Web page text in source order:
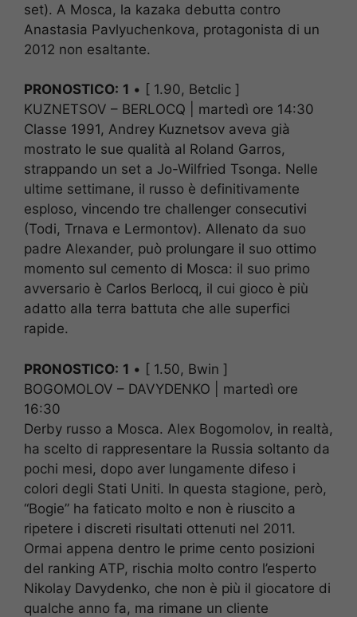
set). A Mosca, la kazaka debutta contro
Anastasia Pavlyuchenkova, protagonista di un
2012 non esaltante.
PRONOSTICO: 1 • [ 1.90, Betclic ]
KUZNETSOV – BERLOCQ | martedì ore 14:30
Classe 1991, Andrey Kuznetsov aveva già
mostrato le sue qualità al Roland Garros,
strappando un set a Jo-Wilfried Tsonga. Nelle
ultime settimane, il russo è definitivamente
esploso, vincendo tre challenger consecutivi
(Todi, Trnava e Lermontov). Allenato da suo
padre Alexander, può prolungare il suo ottimo
momento sul cemento di Mosca: il suo primo
avversario è Carlos Berlocq, il cui gioco è più
adatto alla terra battuta che alle superfici
rapide.
PRONOSTICO: 1 • [ 1.50, Bwin ]
BOGOMOLOV – DAVYDENKO | martedì ore
16:30
Derby russo a Mosca. Alex Bogomolov, in realtà,
ha scelto di rappresentare la Russia soltanto da
pochi mesi, dopo aver lungamente difeso i
colori degli Stati Uniti. In questa stagione, però,
“Bogie” ha faticato molto e non è riuscito a
ripetere i discreti risultati ottenuti nel 2011.
Ormai appena dentro le prime cento posizioni
del ranking ATP, rischia molto contro l’esperto
Nikolay Davydenko, che non è più il giocatore di
qualche anno fa, ma rimane un cliente